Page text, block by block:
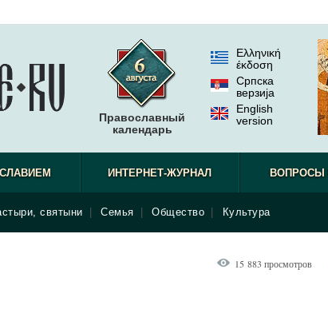
Православный
календарь
Ελληνική
έκδοση
Српска
верзиjа
English
version
ИНТЕРНЕТ-ЖУРНАЛ ВОПРОСЫ
святыни Семья Общество Культура
15 883 просмотров